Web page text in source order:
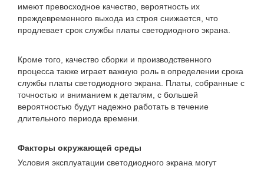
имеют превосходное качество, вероятность их
преждевременного выхода из строя снижается, что
продлевает срок службы платы светодиодного экрана.
Кроме того, качество сборки и производственного
процесса также играет важную роль в определении срока
службы платы светодиодного экрана. Платы, собранные с
точностью и вниманием к деталям, с большей
вероятностью будут надежно работать в течение
длительного периода времени.
Факторы окружающей среды
Условия эксплуатации светодиодного экрана могут